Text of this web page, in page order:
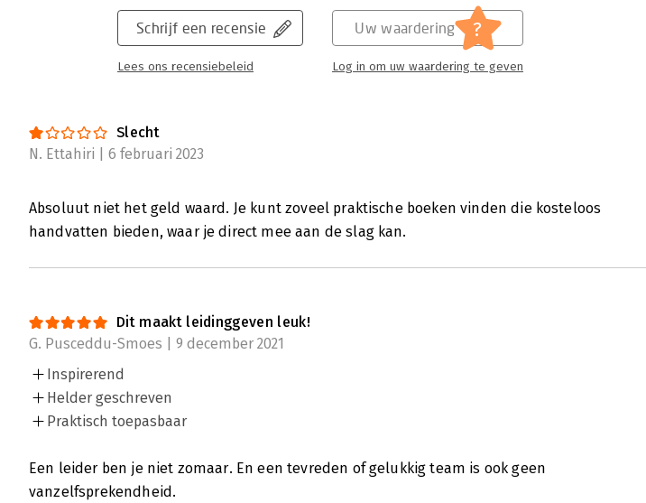
Schrijf een recensie
Lees ons recensiebeleid
Uw waardering ?
Log in om uw waardering te geven
Slecht
N. Ettahiri | 6 februari 2023
Absoluut niet het geld waard. Je kunt zoveel praktische boeken vinden die kosteloos
handvatten bieden, waar je direct mee aan de slag kan.
Dit maakt leidinggeven leuk!
G. Pusceddu-Smoes | 9 december 2021
Inspirerend
Helder geschreven
Praktisch toepasbaar
Een leider ben je niet zomaar. En een tevreden of gelukkig team is ook geen
vanzelfsprekendheid.